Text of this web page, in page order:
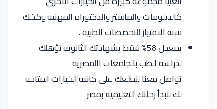
كالدبلومات والماستر والدكتوراه المهنيه وكذلك
سنه الامتياز للتخصصات الطبيه .
بمعدل 58% فقط بشهادتك الثانويه تؤهلك
لدراسه الطب بالجامعات االمصريه
تواصل معنا لنطلعك على كافه الخيارات المتاحه
لك لتبدأ رحلتك التعليميه بمصر